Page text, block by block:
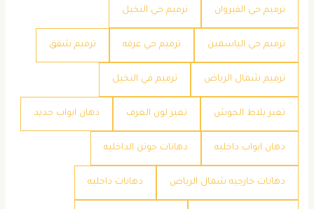
ترميم حي القيروان ترميم حي النخيل
ترميم حي الياسمين ترميم حي عرقه ترميم شقق
ترميم شمال الرياض ترميم في النخيل
تغير بلاط الحوش تغير لون الغرف دهان ابواب حديد
دهان ابواب داخليه دهانات جوتن الداخليه
دهانات خارجيه شمال الرياض دهانات داخليه